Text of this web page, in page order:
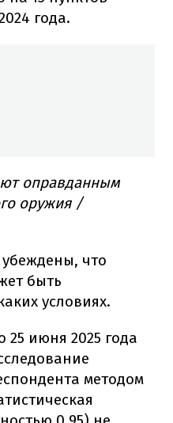
года.
оправданным
оружия /
что
быть
условиях.
25 июня 2025 года
методом